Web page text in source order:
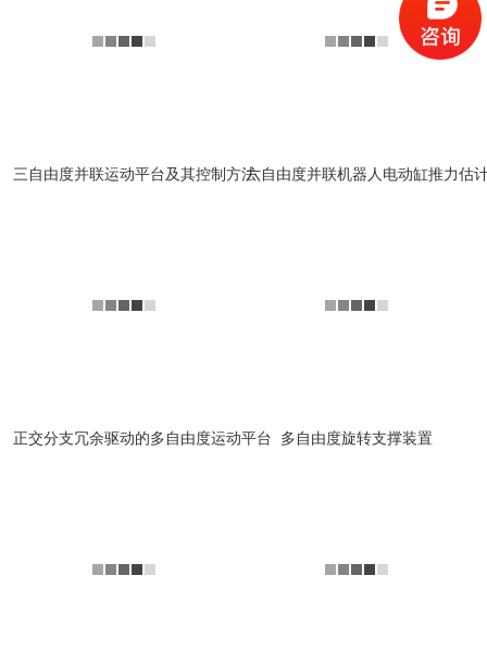
三自由度并联运动平台及其控制方法六自由度并联机器人电动缸推力估
正交分支冗余驱动的多自由度运动平台 多自由度旋转支撑装置